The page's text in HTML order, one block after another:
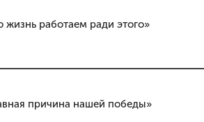
работаем ради этого»
причина нашей победы»